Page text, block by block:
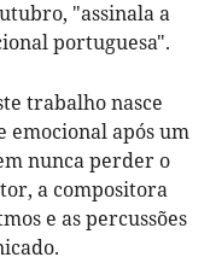
"assinala a
portuguesa".
trabalho nasce
emocional após um
nunca perder o
a compositora
e as percussões